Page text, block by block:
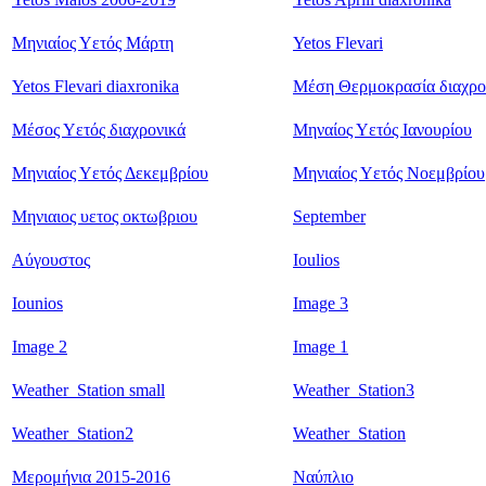
Μηνιαίος Υετός Μάρτη Yetos Flevari
Yetos Flevari diaxronika Μέση Θερμοκρασία
Μέσος Υετός διαχρονικά Μηναίος Υετός Ιανουρίου
Μηνιαίος Υετός Δεκεμβρίου Μηνιαίος Υετός Νοεμβρίου
Μηνιαιος υετος οκτωβριου September
Αύγουστος Ioulios
Iounios Image 3
Image 2 Image 1
Weather_Station small Weather_Station3
Weather_Station2 Weather_Station
Μερομήνια 2015-2016 Ναύπλιο